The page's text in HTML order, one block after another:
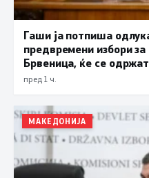
Гаши ја потпиша
предвремени избори
Брвеница, ќе се
пред 1 ч.
МАКЕДОНИЈА